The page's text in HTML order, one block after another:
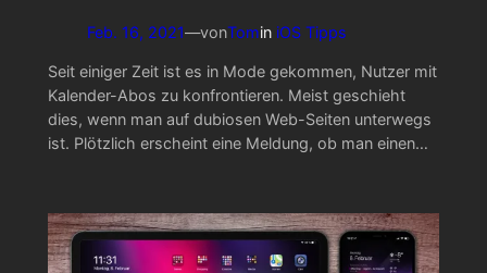
Feb. 16, 2021—vonTomin iOS Tipps
Seit einiger Zeit ist es in Mode gekommen, Nutzer mit
Kalender-Abos zu konfrontieren. Meist geschieht
dies, wenn man auf dubiosen Web-Seiten unterwegs
ist. Plötzlich erscheint eine Meldung, ob man einen…